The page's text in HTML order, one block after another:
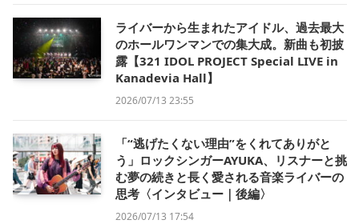
ライバーから生まれたアイドル、過去最大
のホールワンマンでの集大成。新曲も初披
露【321 IDOL PROJECT Special LIVE in
Kanadevia Hall】
2026/07/13 23:55
「“逃げたくない理由”をくれてありがと
う」ロックシンガーAYUKA、リスナーと挑
む夢の続きと長く愛される音楽ライバーの
思考〈インタビュー｜後編〉
2026/07/13 17:54